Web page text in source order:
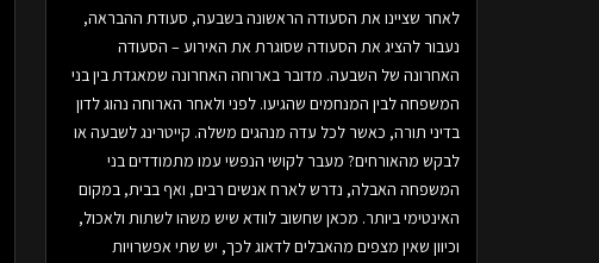
לאחר שציינו את הסעודה הראשונה בשבעה, סעודת ההבראה,
נעבור להציג את הסעודה שסוגרת את האירוע – הסעודה
האחרונה של השבעה. מדובר בארוחה האחרונה שמאגדת בין בני
המשפחה לבין המנחמים שהגיעו. לפני ולאחר הארוחה נהוג לדון
בדיני תורה, כאשר לכל עדה מנהגים משלה. קייטרינג לשבעה או
לבקש מהאורחים? מעבר לקושי הנפשי עמו מתמודדים בני
המשפחה האבלה, נדרש לארח אנשים רבים, ואף בבית, במקום
האינטימי ביותר. מכאן שחשוב לוודא שיש משהו לשתות ולאכול,
וכיוון שאין מצפים מהאבלים לדאוג לכך, יש שתי אפשרויות